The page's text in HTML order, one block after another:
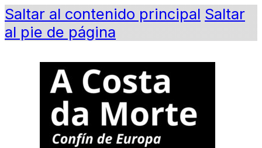
Saltar al contenido principal Saltar
al pie de página